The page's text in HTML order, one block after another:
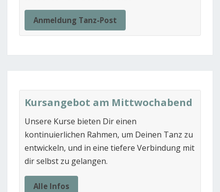
Anmeldung Tanz-Post
Kursangebot am Mittwochabend
Unsere Kurse bieten Dir einen
kontinuierlichen Rahmen, um Deinen Tanz zu
entwickeln, und in eine tiefere Verbindung mit
dir selbst zu gelangen.
Alle Infos